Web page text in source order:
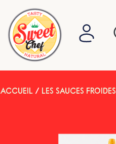
ACCUEIL / LES SAUCES FROIDES